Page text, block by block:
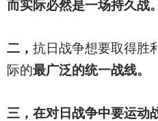
而实际必然是一场持久战。
二， 抗日战争想要取得胜
际的最广泛的统一战线。
三，在对日战争中要运动